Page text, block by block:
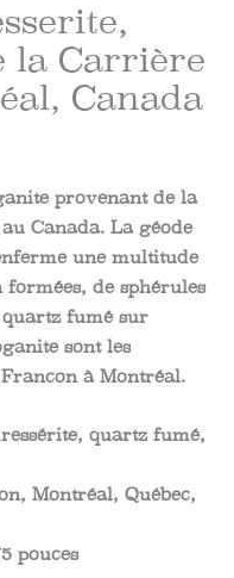
la Carrière
Canada
provenant de la
Canada. La géode
une multitude
de sphérules
fumé sur
sont les
à Montréal.
quartz fumé,
Montréal, Québec,
pouces